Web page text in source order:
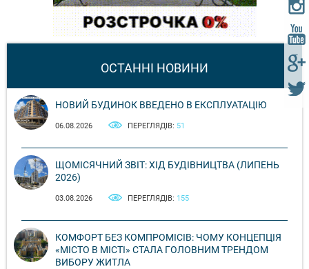
ОСТАННІ НОВИНИ
НОВИЙ БУДИНОК ВВЕДЕНО В ЕКСПЛУАТАЦІЮ
06.08.2026 ПЕРЕГЛЯДІВ: 51
ЩОМІСЯЧНИЙ ЗВІТ: ХІД БУДІВНИЦТВА (ЛИПЕНЬ
2026)
03.08.2026 ПЕРЕГЛЯДІВ: 155
КОМФОРТ БЕЗ КОМПРОМІСІВ: ЧОМУ КОНЦЕПЦІЯ
«МІСТО В МІСТІ» СТАЛА ГОЛОВНИМ ТРЕНДОМ
ВИБОРУ ЖИТЛА